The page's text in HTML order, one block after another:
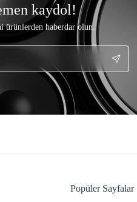
kaydol!
ürünlerden haberdar olun.
Popüler Sayfalar